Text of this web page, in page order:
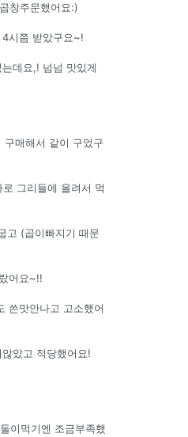
창주문했어요:)
시쯤 받았구요~!
데요,! 넘넘 맛있게
구매해서 같이 구었구
그리들에 올려서 먹
고 (곱이빠지기 때문
어요~!!
쓴맛안나고 고소했어
았고 적당했어요!
이먹기엔 조금부족했